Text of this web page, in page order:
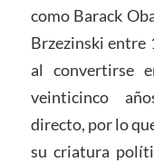
como Barack
Brzezinski entre
al convertirse
veinticinco
directo, por lo
su criatura